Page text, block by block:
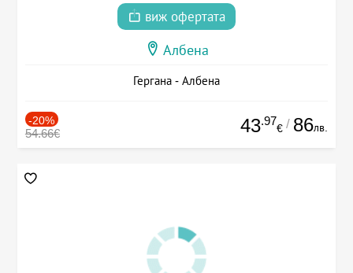
виж офертата
Албена
Гергана - Албена
-20%
54.66€ 43.97
€ / 86лв.